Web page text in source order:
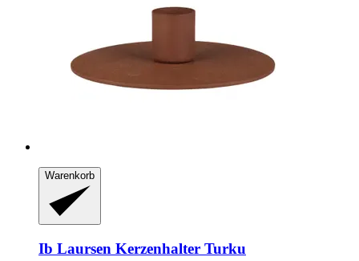
Warenkorb
Ib Laursen Kerzenhalter Turku